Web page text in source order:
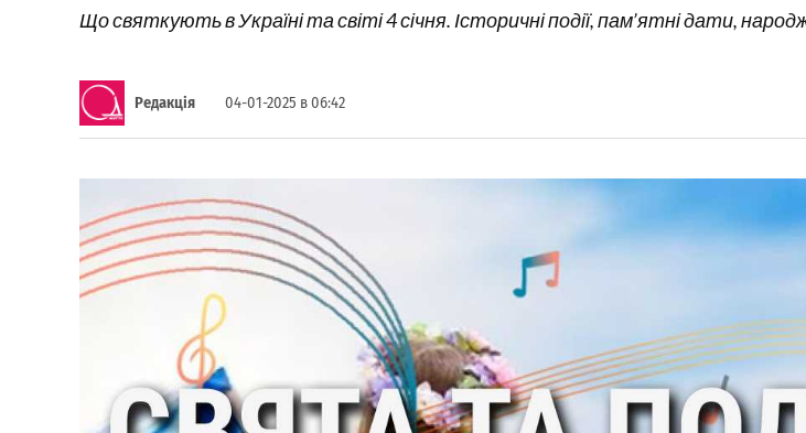
Що святкують в Україні та світі 4 січня. Історичні події, пам’ятні дати,
Редакція 04-01-2025 в 06:42